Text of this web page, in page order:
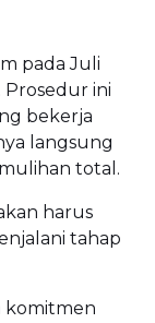
pada Juli
Prosedur ini
bekerja
langsung
total.
harus
tahap
komitmen